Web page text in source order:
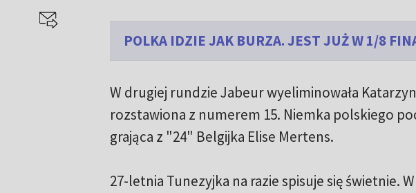
POLKA IDZIE JAK BURZA. JEST JUŻ W 1/8
W drugiej rundzie Jabeur wyeliminowała
rozstawiona z numerem 15. Niemka polskiego
grająca z "24" Belgijka Elise Mertens.
27-letnia Tunezyjka na razie spisuje się świetnie.